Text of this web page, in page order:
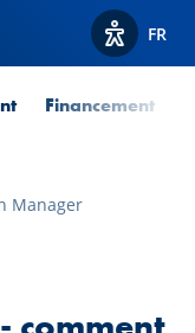
Afficher
FR
Financement
Manager